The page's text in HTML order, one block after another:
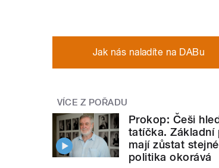
Jak nás naladíte na DABu
VÍCE Z POŘADU
Prokop: Češi
tatíčka. Základní
mají zůstat
politika okorává